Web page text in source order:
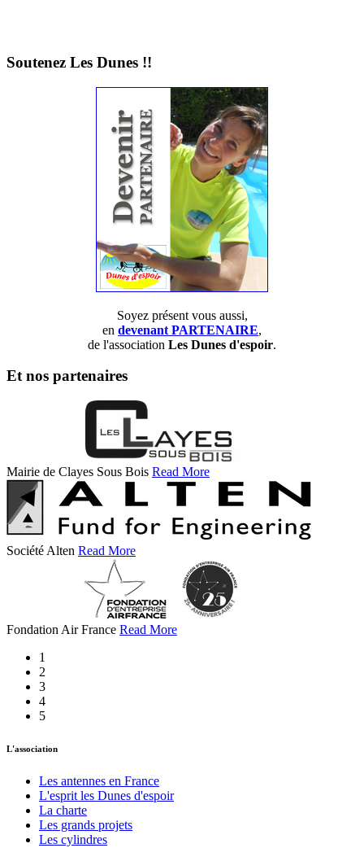
Soutenez Les Dunes !!
Soyez présent vous aussi,
en devenant PARTENAIRE,
de l'association Les Dunes d'espoir.
Et nos partenaires
Mairie de Clayes Sous Bois Read More
Société Alten Read More
Fondation Air France Read More
1
2
3
4
5
L'association
Les antennes en France
L'esprit les Dunes d'espoir
La charte
Les grands projets
Les cylindres